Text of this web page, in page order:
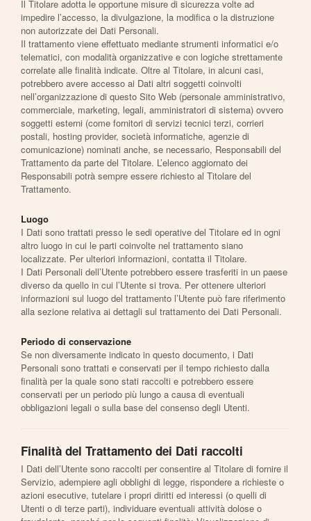
Il Titolare adotta le opportune misure di sicurezza volte ad
impedire l’accesso, la divulgazione, la modifica o la distruzione
non autorizzate dei Dati Personali.
Il trattamento viene effettuato mediante strumenti informatici e/o
telematici, con modalità organizzative e con logiche strettamente
correlate alle finalità indicate. Oltre al Titolare, in alcuni casi,
potrebbero avere accesso ai Dati altri soggetti coinvolti
nell’organizzazione di questo Sito Web (personale amministrativo,
commerciale, marketing, legali, amministratori di sistema) ovvero
soggetti esterni (come fornitori di servizi tecnici terzi, corrieri
postali, hosting provider, società informatiche, agenzie di
comunicazione) nominati anche, se necessario, Responsabili del
Trattamento da parte del Titolare. L’elenco aggiornato dei
Responsabili potrà sempre essere richiesto al Titolare del
Trattamento.
Luogo
I Dati sono trattati presso le sedi operative del Titolare ed in ogni
altro luogo in cui le parti coinvolte nel trattamento siano
localizzate. Per ulteriori informazioni, contatta il Titolare.
I Dati Personali dell’Utente potrebbero essere trasferiti in un paese
diverso da quello in cui l’Utente si trova. Per ottenere ulteriori
informazioni sul luogo del trattamento l’Utente può fare riferimento
alla sezione relativa ai dettagli sul trattamento dei Dati Personali.
Periodo di conservazione
Se non diversamente indicato in questo documento, i Dati
Personali sono trattati e conservati per il tempo richiesto dalla
finalità per la quale sono stati raccolti e potrebbero essere
conservati per un periodo più lungo a causa di eventuali
obbligazioni legali o sulla base del consenso degli Utenti.
Finalità del Trattamento dei Dati raccolti
I Dati dell’Utente sono raccolti per consentire al Titolare di fornire il
Servizio, adempiere agli obblighi di legge, rispondere a richieste o
azioni esecutive, tutelare i propri diritti ed interessi (o quelli di
Utenti o di terze parti), individuare eventuali attività dolose o